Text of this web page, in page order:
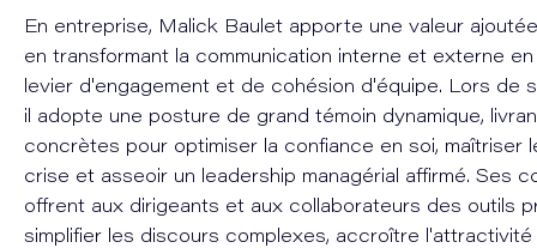
En entreprise, Malick Baulet apporte une valeur
en transformant la communication interne et externe
levier d'engagement et de cohésion d'équipe. Lors de
il adopte une posture de grand témoin dynamique,
concrètes pour optimiser la confiance en soi, maîtriser
crise et asseoir un leadership managérial affirmé. Ses
offrent aux dirigeants et aux collaborateurs des outils
simplifier les discours complexes, accroître l'attractivité